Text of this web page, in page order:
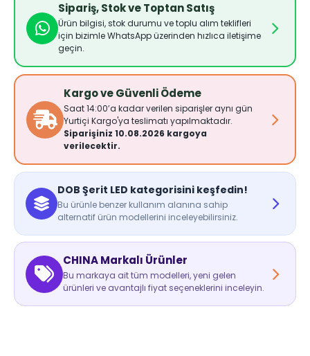
Sipariş, Stok ve Toptan Satış
Ürün bilgisi, stok durumu ve toplu alım teklifleri
için bizimle WhatsApp üzerinden hızlıca iletişime
geçin.
Kargo ve Güvenli Ödeme
Saat 14:00’a kadar verilen siparişler aynı gün
Yurtiçi Kargo'ya teslimatı yapılmaktadır.
Siparişiniz 10.08.2026 kargoya
verilecektir.
DOB Şerit LED kategorisini keşfedin!
Bu ürünle benzer kullanım alanına sahip
alternatif ürün modellerini inceleyebilirsiniz.
CHINA Markalı Ürünler
Bu markaya ait tüm modelleri, yeni gelen
ürünleri ve avantajlı fiyat seçeneklerini inceleyin.